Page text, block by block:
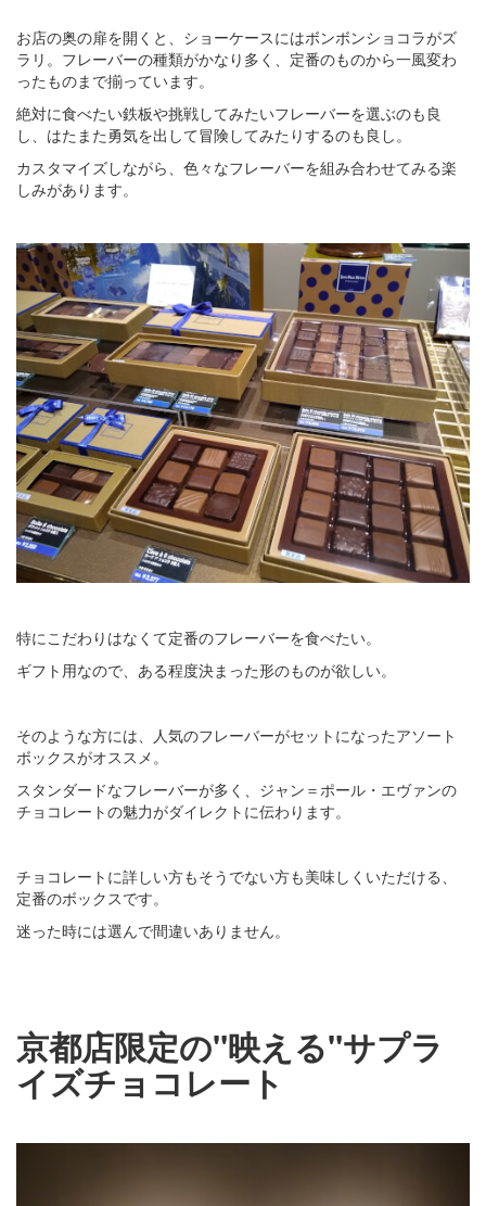
お店の奥の扉を開くと、ショーケースにはボンボンショコラがズ
ラリ。フレーバーの種類がかなり多く、定番のものから一風変わ
ったものまで揃っています。
絶対に食べたい鉄板や挑戦してみたいフレーバーを選ぶのも良
し、はたまた勇気を出して冒険してみたりするのも良し。
カスタマイズしながら、色々なフレーバーを組み合わせてみる楽
しみがあります。
特にこだわりはなくて定番のフレーバーを食べたい。
ギフト用なので、ある程度決まった形のものが欲しい。
そのような方には、人気のフレーバーがセットになったアソート
ボックスがオススメ。
スタンダードなフレーバーが多く、ジャン＝ポール・エヴァンの
チョコレートの魅力がダイレクトに伝わります。
チョコレートに詳しい方もそうでない方も美味しくいただける、
定番のボックスです。
迷った時には選んで間違いありません。
京都店限定の"映える"サプラ
イズチョコレート